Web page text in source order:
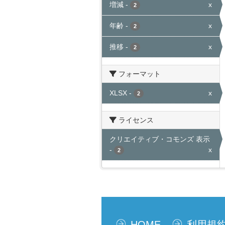
増減 - 2 x
年齢 - 2 x
推移 - 2 x
フォーマット
XLSX - 2 x
ライセンス
クリエイティブ・コモンズ 表示
-
2 x